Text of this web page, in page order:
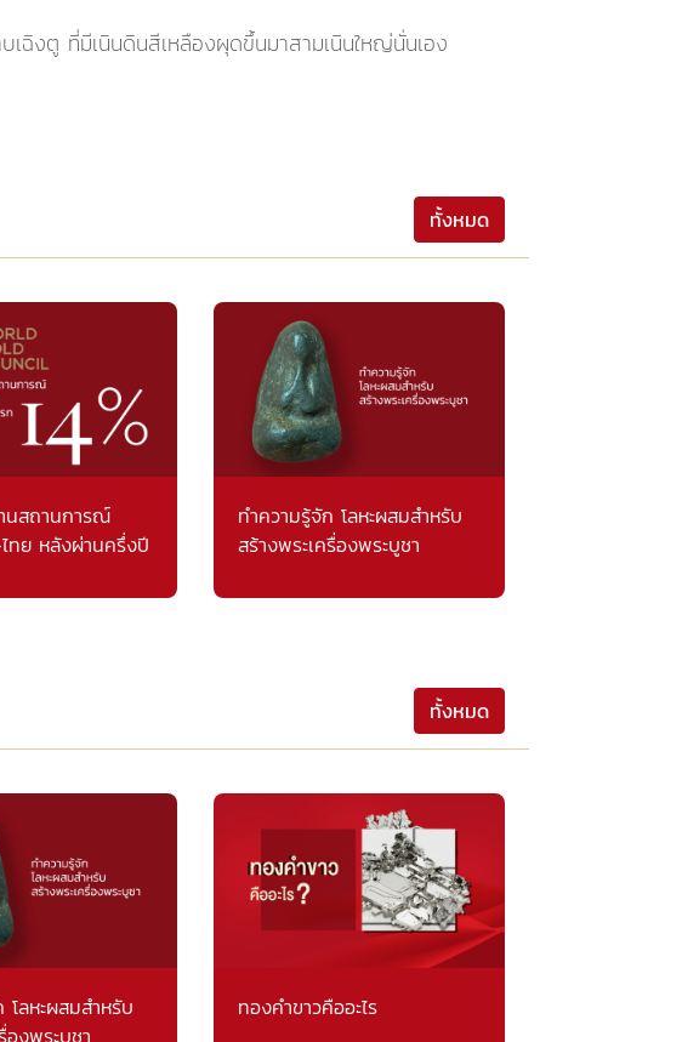
ฉิงตู ที่มีเนินดินสีเหลืองผุดขึ้นมาสามเนินใหญ่นั่นเอง
ทั้งหมด
นสถานการณ์
ทย หลังผ่านครึ่งปี
ทำความรู้จัก โลหะผสมสำหรับ
สร้างพระเครื่องพระบูชา
ทั้งหมด
โลหะผสมสำหรับ
ทองคำขาวคืออะไร